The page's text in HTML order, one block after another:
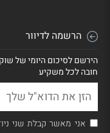
הרשמה לדיוור
הירשם לסיכום היומי של
חובה לכל משקיע
אני מאשר קבלת שני